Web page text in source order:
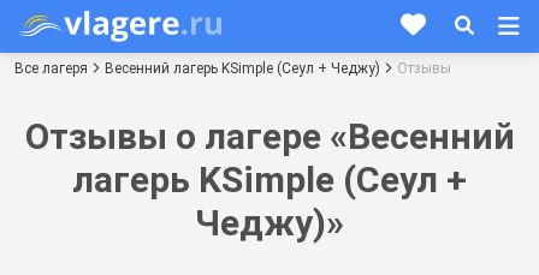
Все лагеря Весенний лагерь KSimple (Сеул + Чеджу) Отзывы
Отзывы о лагере «Весенний
лагерь KSimple (Сеул +
Чеджу)»